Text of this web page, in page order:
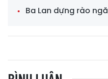
Ba Lan dựng rào